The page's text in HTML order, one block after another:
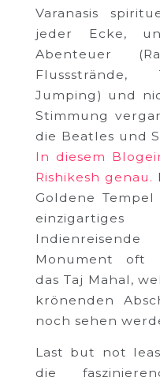
Varanasis
jeder Ecke,
Abenteuer
Flussstrände,
Jumping) und
Stimmung
die Beatles und
In diesem
Rishikesh genau.
Goldene
Monument oft
das Taj Mahal,
krönenden
noch sehen
Last but not
die